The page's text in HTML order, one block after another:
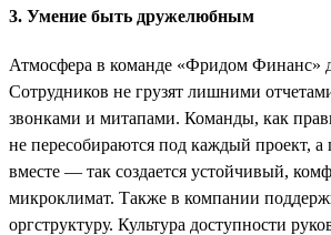
3. Умение быть дружелюбным
Атмосфера в команде «Фридом Финанс»
Сотрудников не грузят лишними
звонками и митапами. Команды, как
не пересобираются под каждый проект, а
вместе — так создается устойчивый,
микроклимат. Также в компании
оргструктуру. Культура доступности